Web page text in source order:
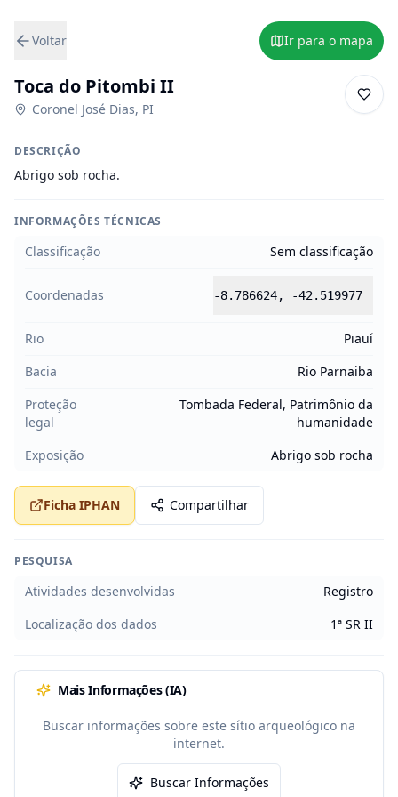
Voltar Ir para o mapa
Toca do Pitombi II
Coronel José Dias, PI
DESCRIÇÃO
Abrigo sob rocha.
INFORMAÇÕES TÉCNICAS
Classificação Sem classificação
Coordenadas -8.786624, -42.519977
Rio
Piauí
Bacia
Rio Parnaiba
Proteção
legal
Tombada Federal, Patrimônio da
humanidade
Exposição
Abrigo sob rocha
Ficha IPHAN Compartilhar
PESQUISA
Atividades desenvolvidas
Registro
Localização dos dados
1ª SR II
Mais Informações (IA)
Buscar informações sobre este sítio arqueológico na
internet.
Buscar Informações